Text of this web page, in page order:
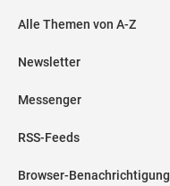
Alle Themen von A-Z
Newsletter
Messenger
RSS-Feeds
Browser-Benachrichtigung